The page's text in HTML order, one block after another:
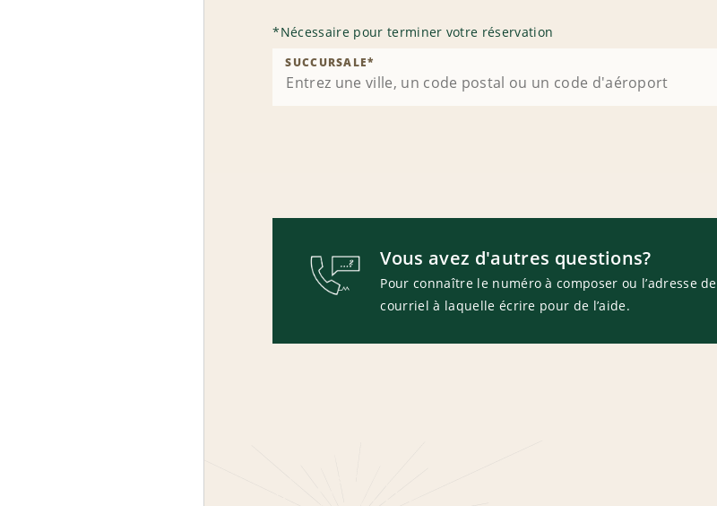
*Nécessaire pour terminer votre réservation
SUCCURSALE*
Vous avez d'autres questions?
Pour connaître le numéro à composer ou l’adresse de
courriel à laquelle écrire pour de l’aide.